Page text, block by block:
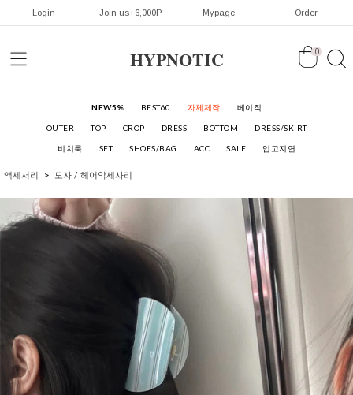
Login Join us+6,000P Mypage Order
HYPNOTIC 0
NEW5% BEST60 자체제작 베이직
OUTER TOP CROP DRESS BOTTOM DRESS/SKIRT
비치룩 SET SHOES/BAG ACC SALE 입고지연
액세서리 모자 / 헤어악세사리